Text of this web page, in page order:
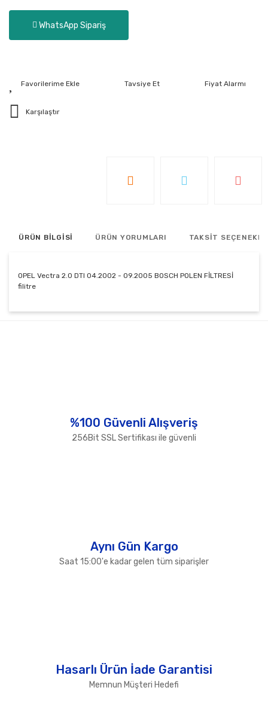
WhatsApp Sipariş
Tavsiye Et Fiyat Alarmı
Karşılaştır
ÜRÜN BİLGİSİ ÜRÜN YORUMLARI TAKSİT
OPEL Vectra 2.0 DTI 04.2002 - 09.2005 BOSCH POLEN FİLTRESİ
filitre
Ürün fiyatı diğer sitelerden daha pahalı.
%100 Güvenli Alışveriş
256Bit SSL Sertifikası ile güvenli
Aynı Gün Kargo
Saat 15:00'e kadar gelen tüm siparişler
Hasarlı Ürün İade Garantisi
Memnun Müşteri Hedefi